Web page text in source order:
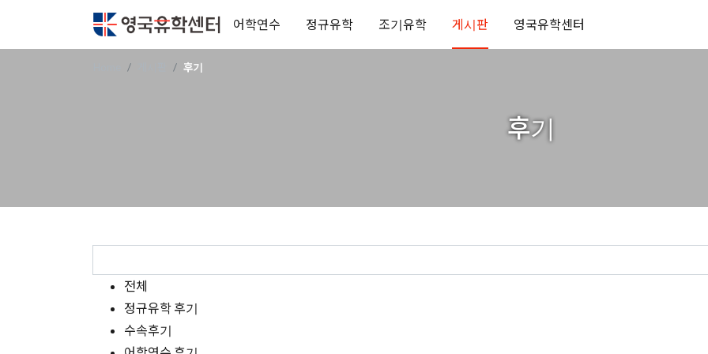
어학연수 정규유학 조기유학 게시판 영국유학센터
후기
후기
전체
정규유학 후기
수속후기